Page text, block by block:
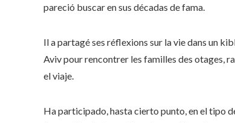
pareció buscar en sus décadas de fama.
Il a partagé ses réflexions sur la vie dans un
Aviv pour rencontrer les familles des otages,
el viaje.
Ha participado, hasta cierto punto, en el tipo